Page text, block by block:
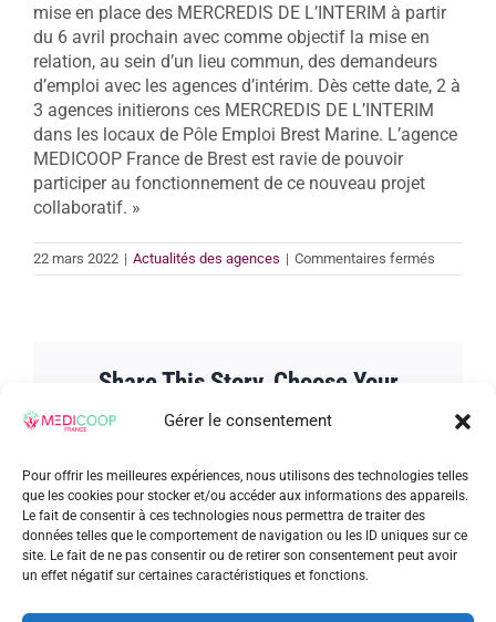
Gérer le consentement
Pour offrir les meilleures expériences, nous utilisons des technologies telles
que les cookies pour stocker et/ou accéder aux informations des appareils.
Le fait de consentir à ces technologies nous permettra de traiter des
données telles que le comportement de navigation ou les ID uniques sur ce
site. Le fait de ne pas consentir ou de retirer son consentement peut avoir
un effet négatif sur certaines caractéristiques et fonctions.
mise en place des MERCREDIS DE L’INTERIM à partir
du 6 avril prochain avec comme objectif la mise en
relation, au sein d’un lieu commun, des demandeurs
d’emploi avec les agences d’intérim. Dès cette date, 2 à
3 agences initierons ces MERCREDIS DE L’INTERIM
dans les locaux de Pôle Emploi Brest Marine. L’agence
MEDICOOP France de Brest est ravie de pouvoir
participer au fonctionnement de ce nouveau projet
collaboratif. »
22 mars 2022 | Actualités des agences | Commentaires fermés
L’intérim
Share This Story, Choose Your
Platform!
À propos de l'auteur :admin_patrick